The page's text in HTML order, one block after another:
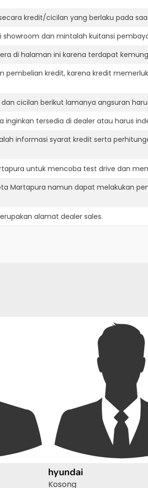
kredit/cicilan yang berlaku pada
showroom dan mintalah kuitansi
di halaman ini karena terdapat
kredit, karena kredit
cicilan berikut lamanya angsuran
inginkan tersedia di dealer atau harus
informasi syarat kredit serta
untuk mencoba test drive dan
Martapura namun dapat melakukan
alamat dealer sales.
hyundai
Kosong